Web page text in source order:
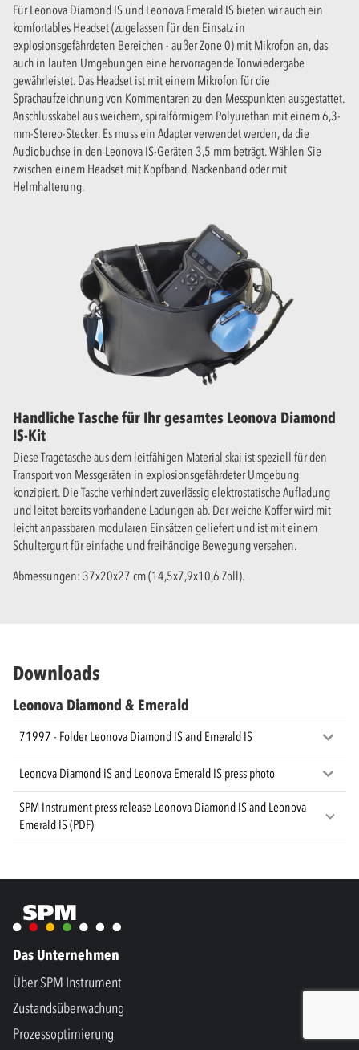
Für Leonova Diamond IS und Leonova Emerald IS bieten wir auch ein
komfortables Headset (zugelassen für den Einsatz in
explosionsgefährdeten Bereichen - außer Zone 0) mit Mikrofon an, das
auch in lauten Umgebungen eine hervorragende Tonwiedergabe
gewährleistet. Das Headset ist mit einem Mikrofon für die
Sprachaufzeichnung von Kommentaren zu den Messpunkten ausgestattet.
Anschlusskabel aus weichem, spiralförmigem Polyurethan mit einem 6,3-
mm-Stereo-Stecker. Es muss ein Adapter verwendet werden, da die
Audiobuchse in den Leonova IS-Geräten 3,5 mm beträgt. Wählen Sie
zwischen einem Headset mit Kopfband, Nackenband oder mit
Helmhalterung.
Handliche Tasche für Ihr gesamtes Leonova Diamond
IS-Kit
Diese Tragetasche aus dem leitfähigen Material skai ist speziell für den
Transport von Messgeräten in explosionsgefährdeter Umgebung
konzipiert. Die Tasche verhindert zuverlässig elektrostatische Aufladung
und leitet bereits vorhandene Ladungen ab. Der weiche Koffer wird mit
leicht anpassbaren modularen Einsätzen geliefert und ist mit einem
Schultergurt für einfache und freihändige Bewegung versehen.
Abmessungen: 37x20x27 cm (14,5x7,9x10,6 Zoll).
Downloads
Leonova Diamond & Emerald
71997 - Folder Leonova Diamond IS and Emerald IS
Leonova Diamond IS and Leonova Emerald IS press photo
SPM Instrument press release Leonova Diamond IS and Leonova
Emerald IS (PDF)
Das Unternehmen
Über SPM Instrument
Zustandsüberwachung
Prozessoptimierung